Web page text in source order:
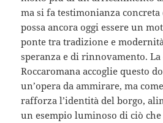
ma si fa testimonianza
possa ancora oggi essere un
ponte tra tradizione e
speranza e di rinnovamento.
Roccaromana accoglie questo
un’opera da ammirare, ma
rafforza l’identità del borgo,
un esempio luminoso di ciò